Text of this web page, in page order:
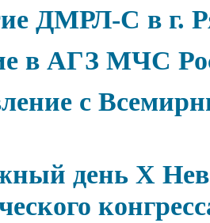
ДМРЛ-С в г.
в АГЗ МЧС
с
день Х